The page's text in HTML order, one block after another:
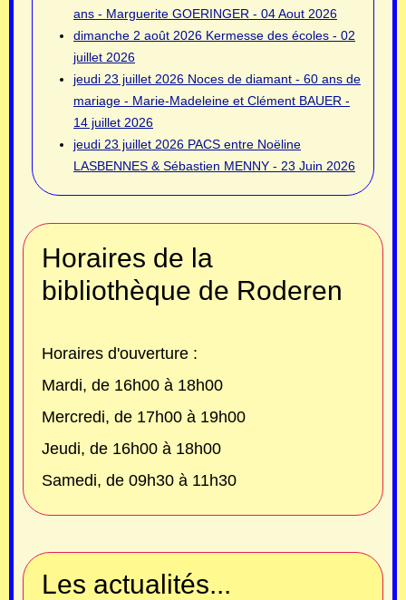
ans - Marguerite GOERINGER - 04 Aout 2026
dimanche 2 août 2026 Kermesse des écoles - 02
juillet 2026
jeudi 23 juillet 2026 Noces de diamant - 60 ans de
mariage - Marie-Madeleine et Clément BAUER -
14 juillet 2026
jeudi 23 juillet 2026 PACS entre Noëline
LASBENNES & Sébastien MENNY - 23 Juin 2026
Horaires de la
bibliothèque de Roderen
Horaires d'ouverture :
Mardi, de 16h00 à 18h00
Mercredi, de 17h00 à 19h00
Jeudi, de 16h00 à 18h00
Samedi, de 09h30 à 11h30
Les actualités...